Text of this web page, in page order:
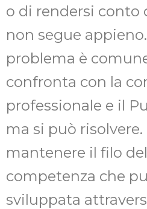
o di rendersi conto
non segue
problema è
confronta con la
professionale e il
ma si può
mantenere il filo
competenza che
sviluppata